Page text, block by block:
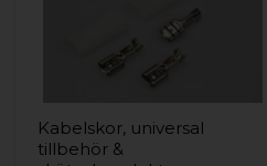
Kabelskor, universal
tillbehör &